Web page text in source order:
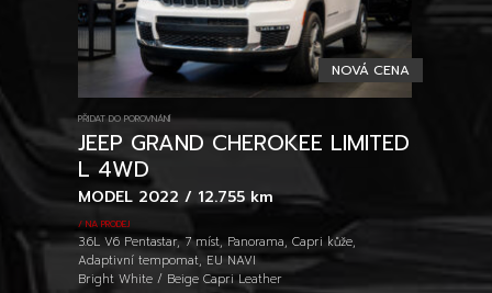
NOVÁ CENA
PŘIDAT DO POROVNÁNÍ
JEEP GRAND CHEROKEE LIMITED
L 4WD
MODEL 2022 / 12.755 km
/ NA PRODEJ
3.6L V6 Pentastar, 7 míst, Panorama, Capri kůže,
Adaptivní tempomat, EU NAVI
Bright White / Beige Capri Leather